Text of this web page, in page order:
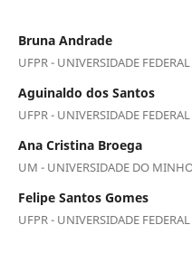
Bruna Andrade
UFPR - UNIVERSIDADE
Aguinaldo dos Santos
UFPR - UNIVERSIDADE
Ana Cristina Broega
UM - UNIVERSIDADE DO
Felipe Santos Gomes
UFPR - UNIVERSIDADE